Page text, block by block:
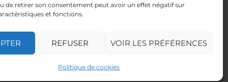
de retirer son consentement peut avoir un effet négatif sur
et fonctions.
REFUSER VOIR LES PRÉFÉRENCES
Politique de cookies